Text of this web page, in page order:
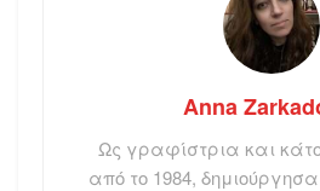
Anna
Ως γραφίστρια και
από το 1984, δημιούργησα